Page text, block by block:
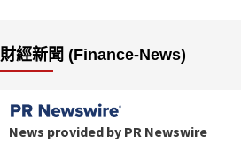
財經新聞 (Finance-News)
News provided by PR Newswire